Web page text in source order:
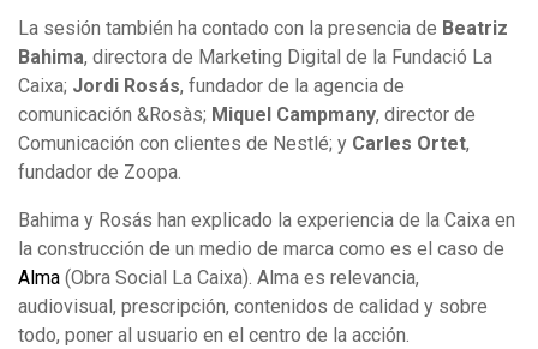
La sesión también ha contado con la presencia de Beatriz
Bahima, directora de Marketing Digital de la Fundació La
Caixa; Jordi Rosás, fundador de la agencia de
comunicación &Rosàs; Miquel Campmany, director de
Comunicación con clientes de Nestlé; y Carles Ortet,
fundador de Zoopa.
Bahima y Rosás han explicado la experiencia de la Caixa en
la construcción de un medio de marca como es el caso de
Alma (Obra Social La Caixa). Alma es relevancia,
audiovisual, prescripción, contenidos de calidad y sobre
todo, poner al usuario en el centro de la acción.